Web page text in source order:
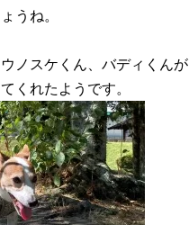
うね。
ノスケくん、バディくんが
くれたようです。